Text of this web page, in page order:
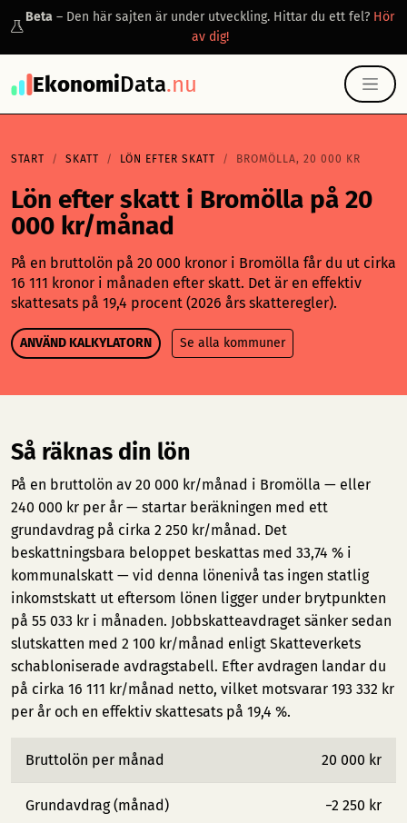
Beta – Den här sajten är under utveckling. Hittar du ett fel? Hör
av dig!
EkonomiData.nu
START SKATT LÖN EFTER SKATT BROMÖLLA, 20 000 KR
Lön efter skatt i Bromölla på 20
000 kr/månad
På en bruttolön på 20 000 kronor i Bromölla får du ut cirka
16 111 kronor i månaden efter skatt. Det är en effektiv
skattesats på 19,4 procent (2026 års skatteregler).
ANVÄND KALKYLATORN Se alla kommuner
Så räknas din lön
På en bruttolön av 20 000 kr/månad i Bromölla — eller
240 000 kr per år — startar beräkningen med ett
grundavdrag på cirka 2 250 kr/månad. Det
beskattningsbara beloppet beskattas med 33,74 % i
kommunalskatt — vid denna lönenivå tas ingen statlig
inkomstskatt ut eftersom lönen ligger under brytpunkten
på 55 033 kr i månaden. Jobbskatteavdraget sänker sedan
slutskatten med 2 100 kr/månad enligt Skatteverkets
schabloniserade avdragstabell. Efter avdragen landar du
på cirka 16 111 kr/månad netto, vilket motsvarar 193 332 kr
per år och en effektiv skattesats på 19,4 %.
Bruttolön per månad 20 000 kr
Grundavdrag (månad) −2 250 kr